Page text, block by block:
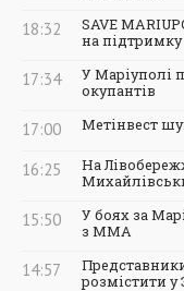
18:32
SAVE
на
17:34
У Маріуполі
окупантів
17:00 Метінвест
16:25
На
15:50
У боях за
з ММА
14:57
розмістити у